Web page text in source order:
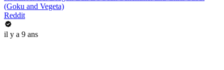
(Goku and Vegeta)
Reddit
il y a 9 ans